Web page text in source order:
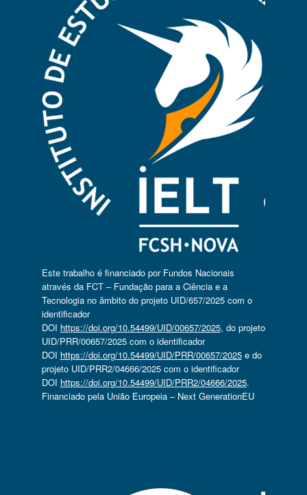
Este trabalho é financiado por Fundos Nacionais
através da FCT – Fundação para a Ciência e a
Tecnologia no âmbito do projeto UID/657/2025 com o
identificador
DOI https://doi.org/10.54499/UID/00657/2025, do projeto
UID/PRR/00657/2025 com o identificador
DOI https://doi.org/10.54499/UID/PRR/00657/2025e do
projeto UID/PRR2/04666/2025 com o identificador
DOI https://doi.org/10.54499/UID/PRR2/04666/2025.
Financiado pela União Europeia – Next GenerationEU